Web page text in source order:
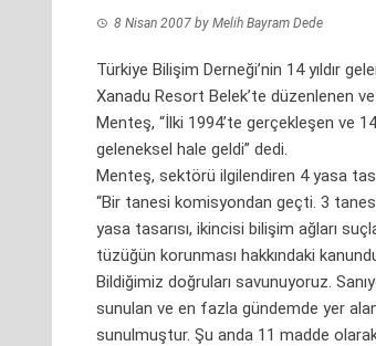
8 Nisan 2007 by Melih Bayram Dede
Türkiye Bilişim Derneği’nin 14 yıldır
Xanadu Resort Belek’te düzenlenen
Menteş, “İlki 1994’te gerçekleşen ve
geleneksel hale geldi” dedi.
Menteş, sektörü ilgilendiren 4 yasa
“Bir tanesi komisyondan geçti. 3
yasa tasarısı, ikincisi bilişim ağları
tüzüğün korunması hakkındaki
Bildiğimiz doğruları savunuyoruz.
sunulan ve en fazla gündemde yer
sunulmuştur. Şu anda 11 madde olarak